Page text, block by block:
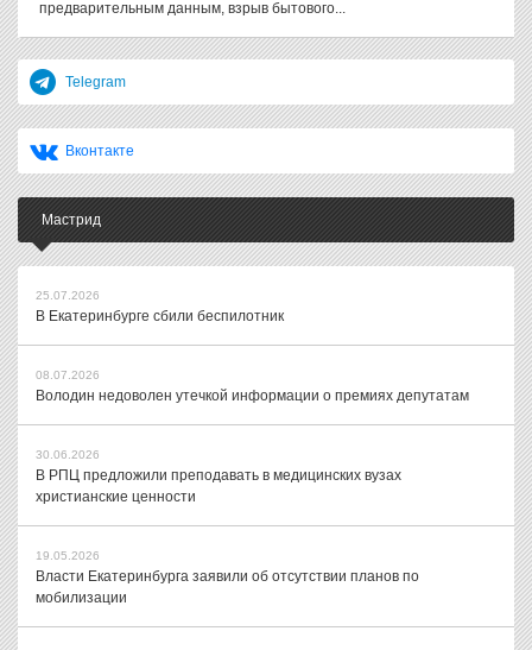
предварительным данным, взрыв бытового...
Telegram
Вконтакте
Мастрид
25.07.2026
В Екатеринбурге сбили беспилотник
08.07.2026
Володин недоволен утечкой информации о премиях депутатам
30.06.2026
В РПЦ предложили преподавать в медицинских вузах
христианские ценности
19.05.2026
Власти Екатеринбурга заявили об отсутствии планов по
мобилизации